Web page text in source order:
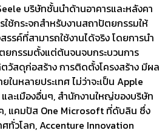
บริษัทชั้นนำด้านอาคารและหลังคา
ใช้กระจกสำหรับงานสถาปัตยกรรมให้
รค์ที่สามารถใช้งานได้จริง โดยการนำ
กรรมตั้งแต่ต้นจนจบกระบวนการ
วัสดุก่อสร้าง การติดตั้งโครงสร้าง มีผล
ในหลายประเทศ ไม่ว่าจะเป็น Apple
ละเมืองอื่นๆ, สำนักงานใหญ่ของบริษัท
, แคมปัส One Microsoft ที่ดับลิน ซึ่ง
ศทั่วโลก, Accenture Innovation